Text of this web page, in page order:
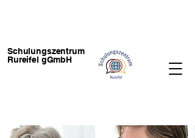
Schulungszentrum
Rureifel gGmbH